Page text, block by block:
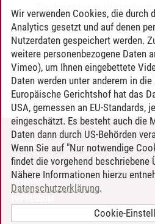
Fachrichtung
Studienbeginn WiSe 21/
Beschäftigung
Timo Leder/30.06.2024
KONTAKT
LEUPHANA ALS ARBEITGEBER
INTRANET
Wir verwenden Cookies, die durch
Analytics gesetzt und auf denen
Nutzerdaten gespeichert werden.
weitere personenbezogene Daten
Vimeo), um Ihnen eingebettete
Daten werden unter anderem in
Europäische Gerichtshof hat das
USA, gemessen an EU-Standards,
eingeschätzt. Es besteht auch die
Daten dann durch US-Behörden
Wenn Sie auf "Nur notwendige
findet die vorgehend
Nähere Informationen hierzu
Datenschutzerklärung.
Cookie-